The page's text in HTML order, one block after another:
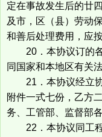
定在事故发生后的廿
及市，区（县）劳动
和善后处理费用，应
20．本协议订的各
同国家和本地区有关
21．本协议经立协
附件一式七份，乙方
务、工管部、监督部各
22．本协议同工程